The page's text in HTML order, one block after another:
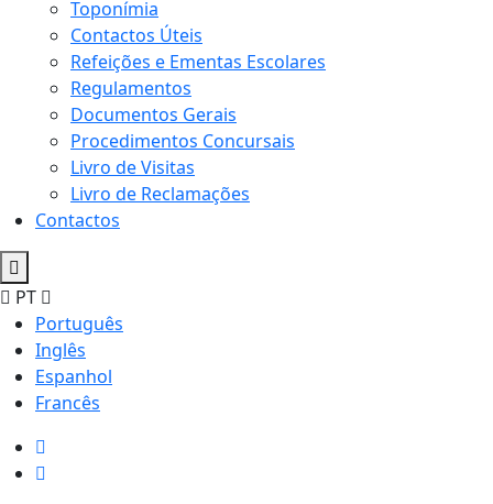
Toponímia
Contactos Úteis
Refeições e Ementas Escolares
Regulamentos
Documentos Gerais
Procedimentos Concursais
Livro de Visitas
Livro de Reclamações
Contactos
PT
Português
Inglês
Espanhol
Francês